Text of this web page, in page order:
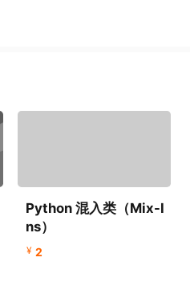
Python 混入类（Mix-I
ns）
¥ 2